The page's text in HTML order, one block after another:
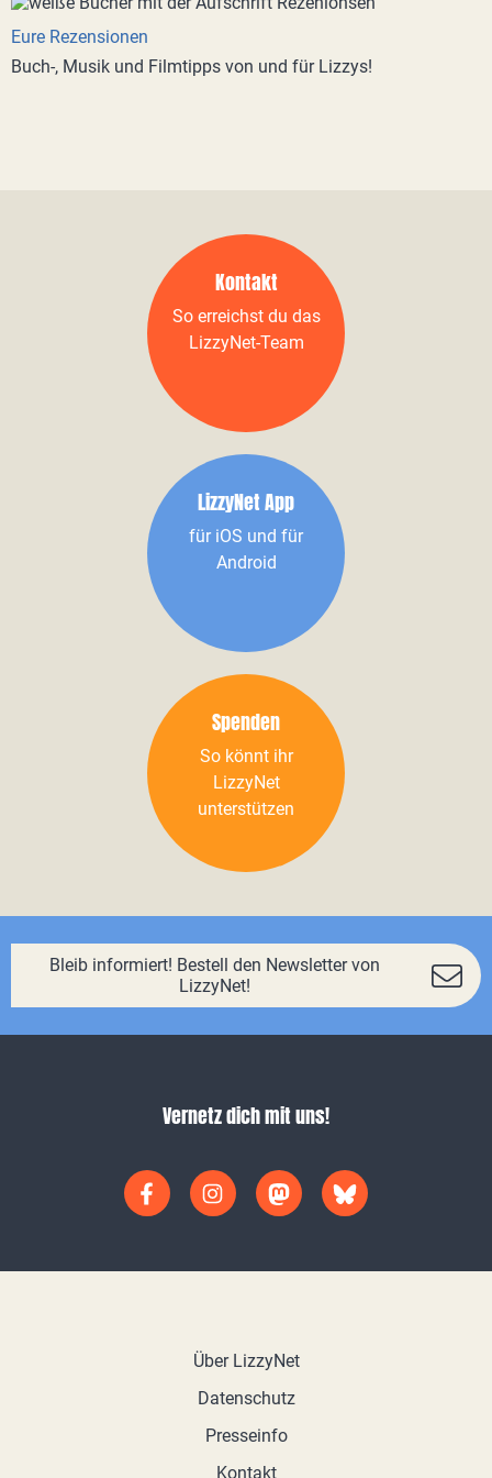
Eure Rezensionen
Buch-, Musik und Filmtipps von und für Lizzys!
Kontakt
So erreichst du das
LizzyNet-Team
LizzyNet App
für iOS und für
Android
Spenden
So könnt ihr
LizzyNet
unterstützen
Bleib informiert! Bestell den Newsletter von
LizzyNet!
Vernetz dich mit uns!
Über LizzyNet
Datenschutz
Presseinfo
Kontakt